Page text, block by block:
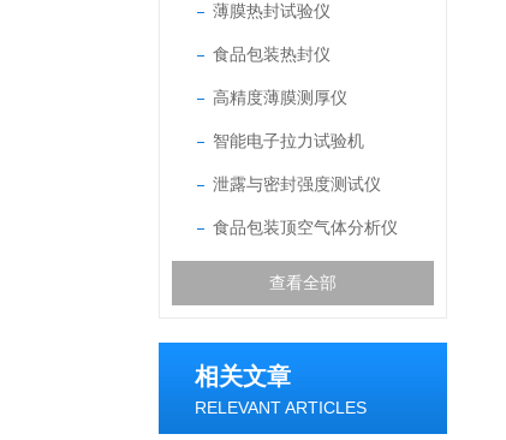
薄膜热封试验仪
食品包装热封仪
高精度薄膜测厚仪
智能电子拉力试验机
泄露与密封强度测试仪
食品包装顶空气体分析仪
查看全部
相关文章
RELEVANT ARTICLES